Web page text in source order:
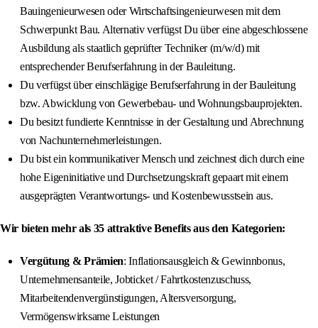
Bauingenieurwesen oder Wirtschaftsingenieurwesen mit dem
Schwerpunkt Bau. Alternativ verfügst Du über eine abgeschlossene
Ausbildung als staatlich geprüfter Techniker (m/w/d) mit
entsprechender Berufserfahrung in der Bauleitung.
Du verfügst über einschlägige Berufserfahrung in der Bauleitung
bzw. Abwicklung von Gewerbebau- und Wohnungsbauprojekten.
Du besitzt fundierte Kenntnisse in der Gestaltung und Abrechnung
von Nachunternehmerleistungen.
Du bist ein kommunikativer Mensch und zeichnest dich durch eine
hohe Eigeninitiative und Durchsetzungskraft gepaart mit einem
ausgeprägten Verantwortungs- und Kostenbewusstsein aus.
Wir bieten mehr als 35 attraktive Benefits aus den Kategorien:
Vergütung & Prämien: Inflationsausgleich & Gewinnbonus,
Unternehmensanteile, Jobticket / Fahrtkostenzuschuss,
Mitarbeitendenvergünstigungen, Altersversorgung,
Vermögenswirksame Leistungen